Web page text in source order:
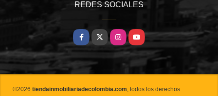
REDES SOCIALES
Facebook
X InstagramYouTube
©2026 tiendainmobiliariadecolombia.com, todos los derechos